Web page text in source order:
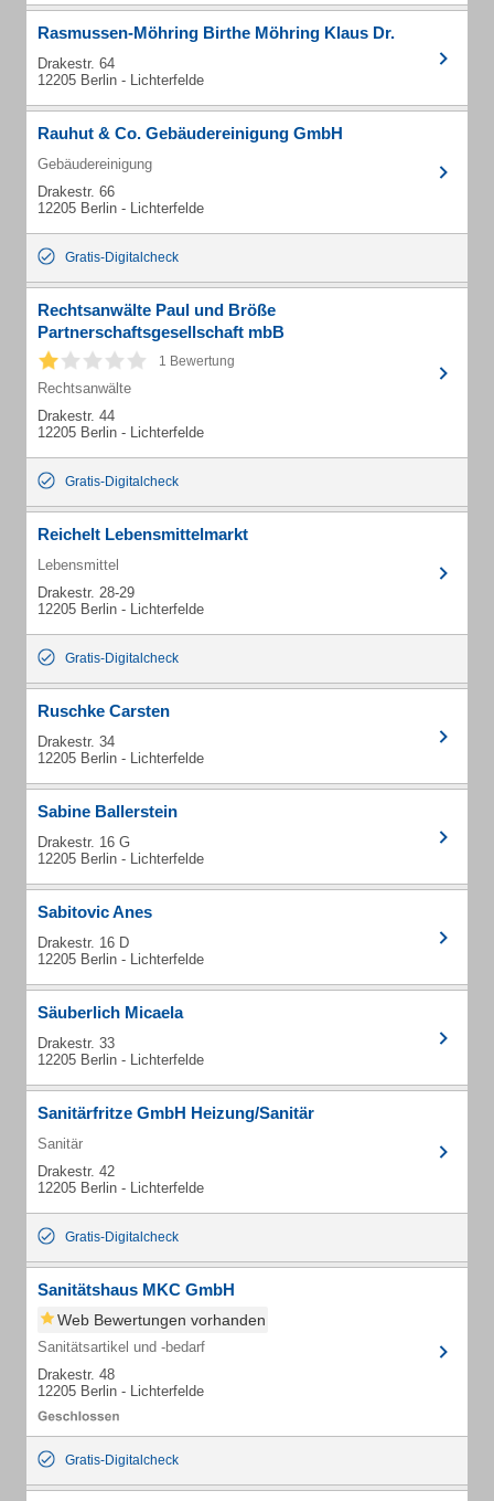
Rasmussen-Möhring Birthe Möhring Klaus Dr.
Drakestr. 64
12205 Berlin - Lichterfelde
Rauhut & Co. Gebäudereinigung GmbH
Gebäudereinigung
Drakestr. 66
12205 Berlin - Lichterfelde
Gratis-Digitalcheck
Rechtsanwälte Paul und Bröße
Partnerschaftsgesellschaft mbB
1 Bewertung
Rechtsanwälte
Drakestr. 44
12205 Berlin - Lichterfelde
Gratis-Digitalcheck
Reichelt Lebensmittelmarkt
Lebensmittel
Drakestr. 28-29
12205 Berlin - Lichterfelde
Gratis-Digitalcheck
Ruschke Carsten
Drakestr. 34
12205 Berlin - Lichterfelde
Sabine Ballerstein
Drakestr. 16 G
12205 Berlin - Lichterfelde
Sabitovic Anes
Drakestr. 16 D
12205 Berlin - Lichterfelde
Säuberlich Micaela
Drakestr. 33
12205 Berlin - Lichterfelde
Sanitärfritze GmbH Heizung/Sanitär
Sanitär
Drakestr. 42
12205 Berlin - Lichterfelde
Gratis-Digitalcheck
Sanitätshaus MKC GmbH
Web Bewertungen vorhanden
Sanitätsartikel und -bedarf
Drakestr. 48
12205 Berlin - Lichterfelde
Gratis-Digitalcheck